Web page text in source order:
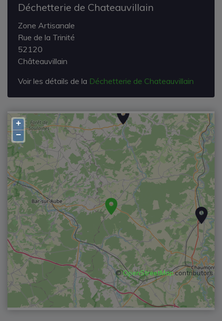
+
−
©OpenStreetMapcontributors
Déchetterie de Chateauvillain
Zone Artisanale
Rue de la Trinité
52120
Châteauvillain
Voir les détails de la Déchetterie de Chateauvillain